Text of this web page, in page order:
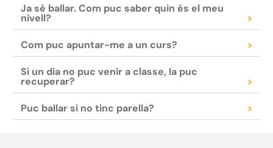
Ja sé ballar. Com puc saber quin és el meu
nivell? >
Com puc apuntar-me a un curs? >
Si un dia no puc venir a classe, la puc
recuperar? >
Puc ballar si no tinc parella? >